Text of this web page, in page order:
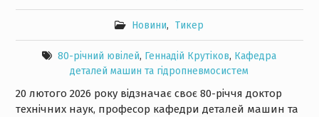
Новини, Тикер
80-річний ювілей, Геннадій Крутіков, Кафедра
деталей машин та гідропневмосистем
20 лютого 2026 року відзначає своє 80-річчя доктор
технічних наук, професор кафедри деталей машин та